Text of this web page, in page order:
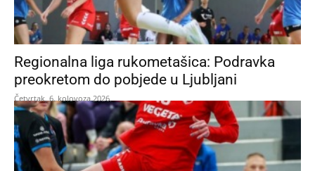
Regionalna liga rukometašica: Podravka
preokretom do pobjede u Ljubljani
Četvrtak, 6. kolovoza 2026.